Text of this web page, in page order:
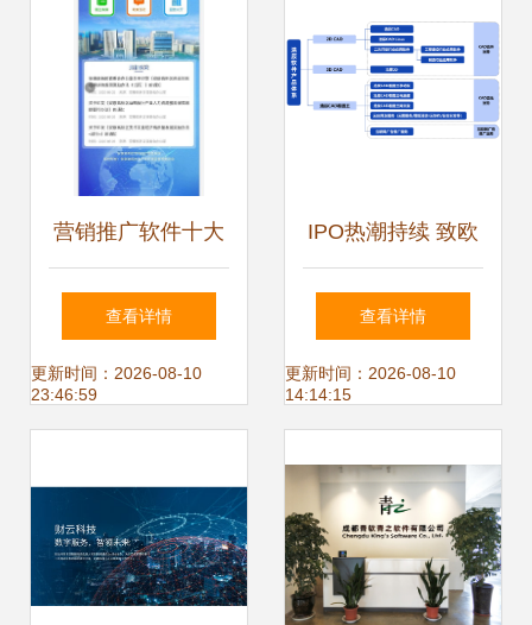
篇章
营销推广软件十大
工具详解及技术研
发与推广服务趋势
查看详情
更新时间：2026-08-10
23:46:59
IPO热潮持续 致欧
科技拟融资14.86
亿元，聚焦软件技
查看详情
更新时间：2026-08-10
14:14:15